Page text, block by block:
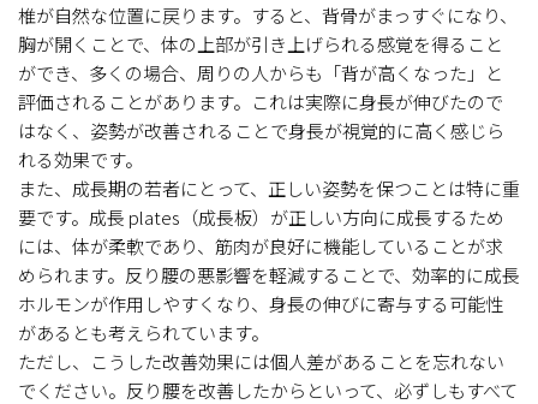
椎が自然な位置に戻ります。すると、背骨がまっすぐになり、
胸が開くことで、体の上部が引き上げられる感覚を得ること
ができ、多くの場合、周りの人からも「背が高くなった」と
評価されることがあります。これは実際に身長が伸びたので
はなく、姿勢が改善されることで身長が視覚的に高く感じら
れる効果です。
また、成長期の若者にとって、正しい姿勢を保つことは特に重
要です。成長 plates（成長板）が正しい方向に成長するため
には、体が柔軟であり、筋肉が良好に機能していることが求
められます。反り腰の悪影響を軽減することで、効率的に成長
ホルモンが作用しやすくなり、身長の伸びに寄与する可能性
があるとも考えられています。
ただし、こうした改善効果には個人差があることを忘れない
でください。反り腰を改善したからといって、必ずしもすべて